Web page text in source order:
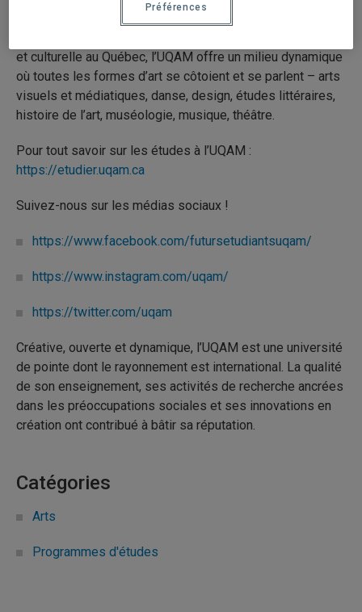
et culturelle au Québec, l’UQAM offre un milieu dynamique
où toutes les formes d’art se côtoient et se parlent – arts
visuels et médiatiques, danse, design, études littéraires,
histoire de l’art, muséologie, musique, théâtre.
Pour tout savoir sur les études à l’UQAM :
https://etudier.uqam.ca
Suivez-nous sur les médias sociaux !
https://www.facebook.com/futursetudiantsuqam/
https://www.instagram.com/uqam/
https://twitter.com/uqam
Créative, ouverte et dynamique, l’UQAM est une université
de pointe dont le rayonnement est international. La qualité
de son enseignement, ses activités de recherche ancrées
dans les préoccupations sociales et ses innovations en
création ont contribué à bâtir sa réputation.
Catégories
Arts
Programmes d'études
Préférences